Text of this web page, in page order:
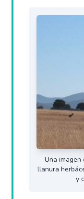
Una imagen
llanura
y